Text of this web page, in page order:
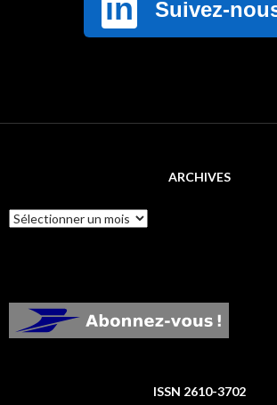
ARCHIVES
Archives
ISSN 2610-3702